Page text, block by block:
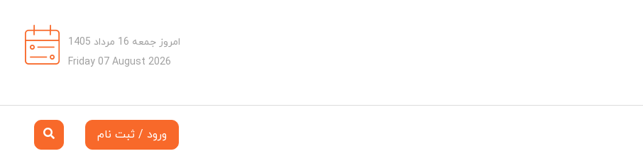
امروز جمعه 16 مرداد 1405
Friday 07 August 2026
ورود / ثبت نام